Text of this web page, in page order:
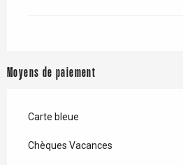
Moyens de paiement
Carte bleue
Chèques Vacances